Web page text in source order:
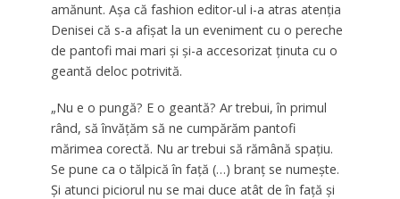
amănunt. Așa că fashion editor-ul i-a atras atenția
Denisei că s-a afișat la un eveniment cu o pereche
de pantofi mai mari și și-a accesorizat ținuta cu o
geantă deloc potrivită.
„Nu e o pungă? E o geantă? Ar trebui, în primul
rând, să învățăm să ne cumpărăm pantofi
mărimea corectă. Nu ar trebui să rămână spațiu.
Se pune ca o tălpică în față (…) branț se numește.
Și atunci piciorul nu se mai duce atât de în față și